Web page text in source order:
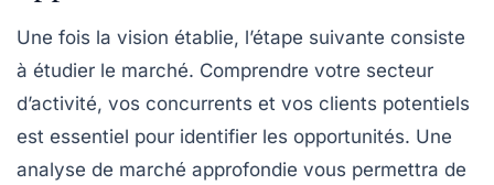
Une fois la vision établie, l’étape suivante consiste
à étudier le marché. Comprendre votre secteur
d’activité, vos concurrents et vos clients potentiels
est essentiel pour identifier les opportunités. Une
analyse de marché approfondie vous permettra de